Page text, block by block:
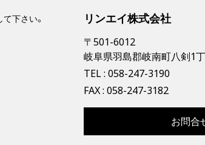
下さい。 リンエイ株式会社
〒501-6012
岐阜県羽島郡岐南町八剣1
TEL : 058-247-3190
FAX : 058-247-3182
お問合